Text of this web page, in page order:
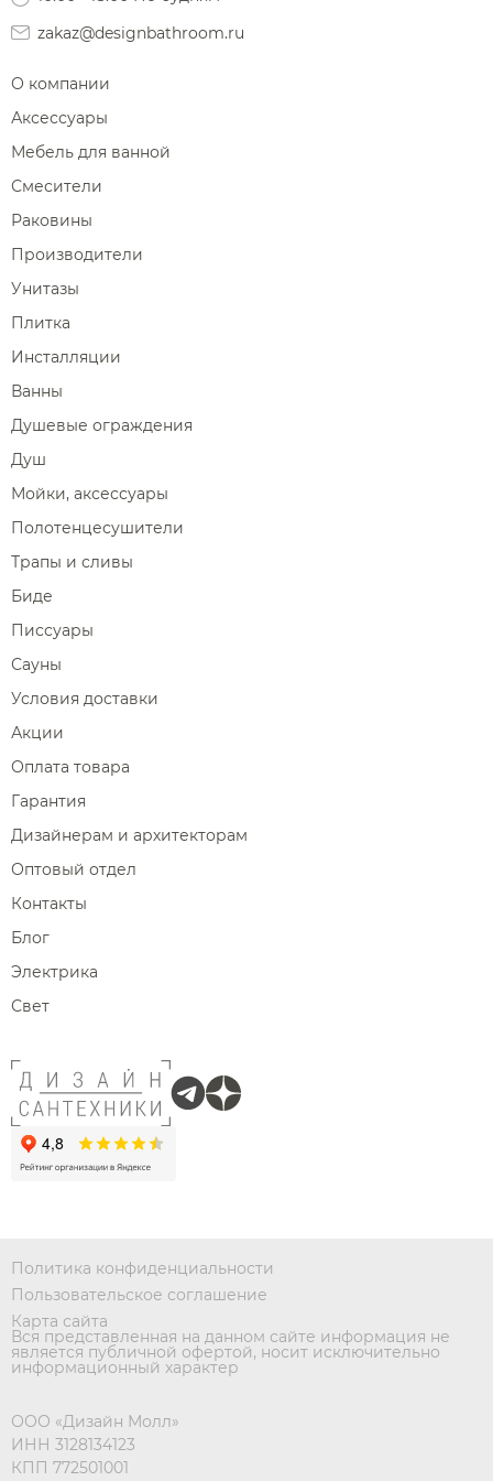
Диспенсеры ватных дисков
zakaz@designbathroom.ru
О компании
Аксессуары
Мебель для ванной
Смесители
Раковины
Производители
Унитазы
Плитка
Инсталляции
Ванны
Душевые ограждения
Душ
Мойки, аксессуары
Полотенцесушители
Трапы и сливы
Биде
Писсуары
Сауны
Условия доставки
Акции
Оплата товара
Гарантия
Дизайнерам и архитекторам
Оптовый отдел
Контакты
Блог
Электрика
Свет
Политика конфиденциальности
Пользовательское соглашение
Карта сайта
Вся представленная на данном сайте информация не
является публичной офертой, носит исключительно
информационный характер
ООО «Дизайн Молл»
ИНН 3128134123
КПП 772501001